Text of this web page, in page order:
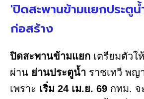
'ปิดสะพานข้ามแยกประตูน้
ก่อสร้าง
ปิดสะพานข้ามแยก เตรียมตัวใ
ผ่าน ย่านประตูน้ำ ราชเทวี พญ
เพราะ เริ่ม 24 เม.ย. 69 กทม. จ